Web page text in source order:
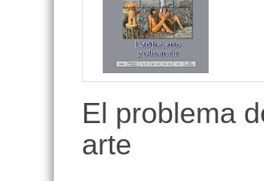
El problema
arte